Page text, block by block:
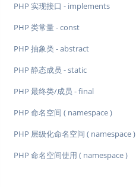
PHP 实现接口 - implements
PHP 类常量 - const
PHP 抽象类 - abstract
PHP 静态成员 - static
PHP 最终类/成员 - final
PHP 命名空间 ( namespace )
PHP 层级化命名空间 ( namespace )
PHP 命名空间使用 ( namespace )